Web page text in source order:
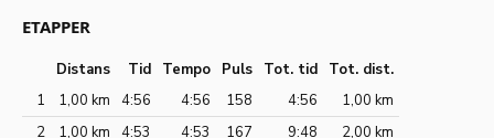
ETAPPER
Distans Tid Tempo Puls Tot. tid
Tot. dist.
1
1,00 km 4:56 4:56 158 4:56
1,00 km
2
1,00 km 4:53 4:53 167 9:48
2,00 km